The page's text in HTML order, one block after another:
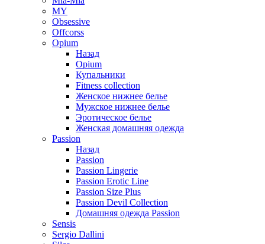
MY
Obsessive
Offcorss
Opium
Назад
Opium
Купальники
Fitness collection
Женское нижнее белье
Мужское нижнее белье
Эротическое белье
Женская домашняя одежда
Passion
Назад
Passion
Passion Lingerie
Passion Erotic Line
Passion Size Plus
Passion Devil Collection
Домашняя одежда Passion
Sensis
Sergio Dallini